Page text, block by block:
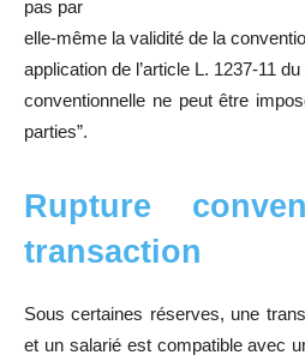
pas par
elle-même la validité de la
application de l’article L. 1237-11
conventionnelle ne peut être
parties”.
Rupture
transaction
Sous certaines réserves, une
et un salarié est compatible avec